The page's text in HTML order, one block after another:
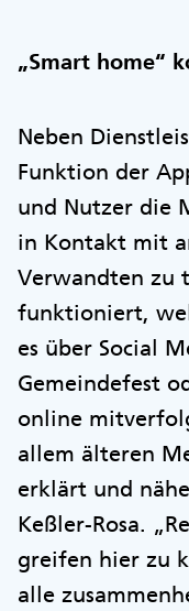
„Smart home“
Neben
Funktion der
und Nutzer die
in Kontakt mit
Verwandten zu
funktioniert,
es über Social
Gemeindefest
online
allem älteren
erklärt und
Keßler-Rosa.
greifen hier zu
alle